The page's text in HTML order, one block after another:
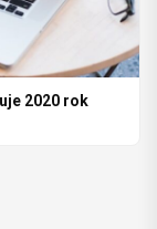
2020 rok